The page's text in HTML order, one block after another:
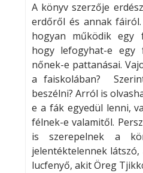
A könyv szerzője
erdőről és annak
hogyan működik egy
hogy lefogyhat-e egy
nőnek-e pattanásai.
a faiskolában?
beszélni? Arról is
e a fák egyedül lenni,
félnek-e valamitől.
is szerepelnek a
jelentéktelennek látszó,
lucfenyő, akit Öreg